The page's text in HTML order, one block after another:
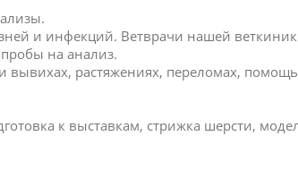
и инфекций. Ветврачи нашей
на анализ.
вывихах, растяжениях, переломах,
к выставкам, стрижка шерсти,